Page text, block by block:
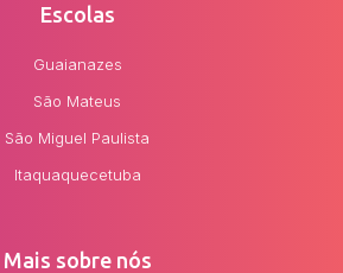
Escolas
Guaianazes
São Mateus
São Miguel Paulista
Itaquaquecetuba
Mais sobre nós